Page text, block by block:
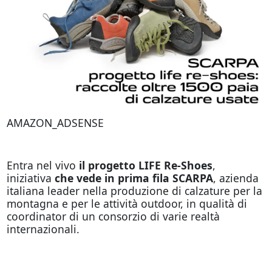
AMAZON_ADSENSE
Entra nel vivo il progetto LIFE Re-Shoes,
iniziativa che vede in prima fila SCARPA, azienda
italiana leader nella produzione di calzature per la
montagna e per le attività outdoor, in qualità di
coordinator di un consorzio di varie realtà
internazionali.